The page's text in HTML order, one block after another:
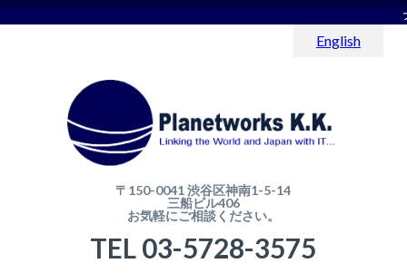
English
〒150-0041 渋谷区神南1-5-14
三船ビル406
お気軽にご相談ください。
TEL 03-5728-3575